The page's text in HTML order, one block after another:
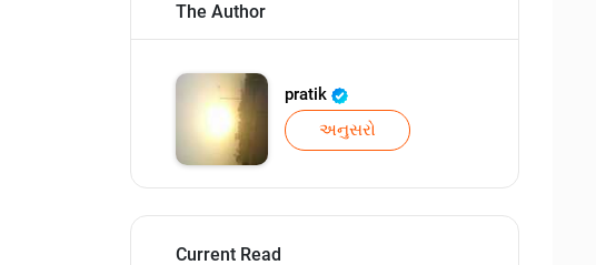
The Author
pratik
અનુસરો
Current Read